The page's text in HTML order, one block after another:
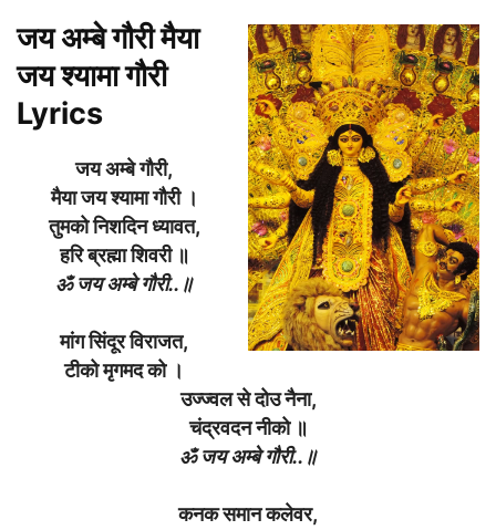
जय अम्बे गौरी मैया
जय श्यामा गौरी
Lyrics
जय अम्बे गौरी,
मैया जय श्यामा गौरी ।
तुमको निशदिन ध्यावत,
हरि ब्रह्मा शिवरी ॥
ॐ जय अम्बे गौरी..॥
मांग सिंदूर विराजत,
टीको मृगमद को ।
उज्ज्वल से दोउ नैना,
चंद्रवदन नीको ॥
ॐ जय अम्बे गौरी..॥
कनक समान कलेवर,